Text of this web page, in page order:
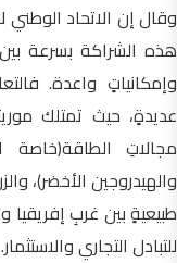
وقال إن الاتحاد الوطني
هذه الشراكة بسرعة
وإمكانياتٍ واعدة.
عديدةٍ، حيث تمتلك
مجالاتِ الطاقة(خاصة
والهيدروجين الأخضر)،
طبيعيةٍ بين غربِ إفريقيا
للتبادل التجاري والاستثمار.